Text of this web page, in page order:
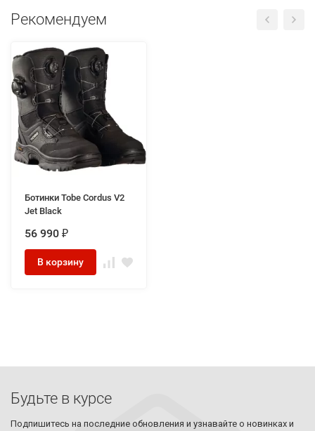
Рекомендуем
Ботинки Tobe Cordus V2
Jet Black
56 990 ₽
В корзину
Будьте в курсе
Подпишитесь на последние обновления и узнавайте о новинках и